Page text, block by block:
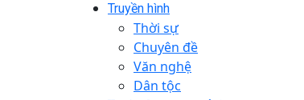
Truyền hình
Thời sự
Chuyên đề
Văn nghệ
Dân tộc